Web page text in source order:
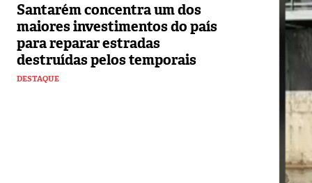
Santarém concentra um dos
maiores investimentos do país
para reparar estradas
destruídas pelos temporais
DESTAQUE